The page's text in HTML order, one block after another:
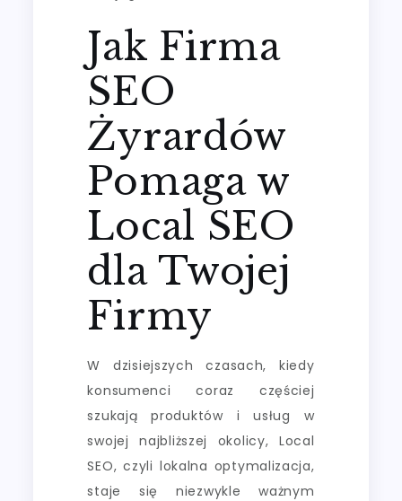
Jak Firma
SEO
Żyrardów
Pomaga w
Local SEO
dla Twojej
Firmy
W dzisiejszych czasach, kiedy
konsumenci coraz częściej
szukają produktów i usług w
swojej najbliższej okolicy, Local
SEO, czyli lokalna optymalizacja,
staje się niezwykle ważnym